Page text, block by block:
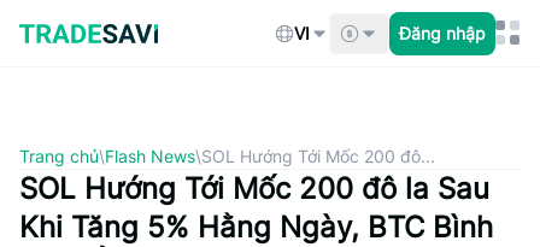
qua
nội
VI Đăng nhập
Trang chủ\Flash News\SOL Hướng Tới Mốc 200 đô...
SOL Hướng Tới Mốc 200 đô la Sau
Khi Tăng 5% Hằng Ngày, BTC Bình